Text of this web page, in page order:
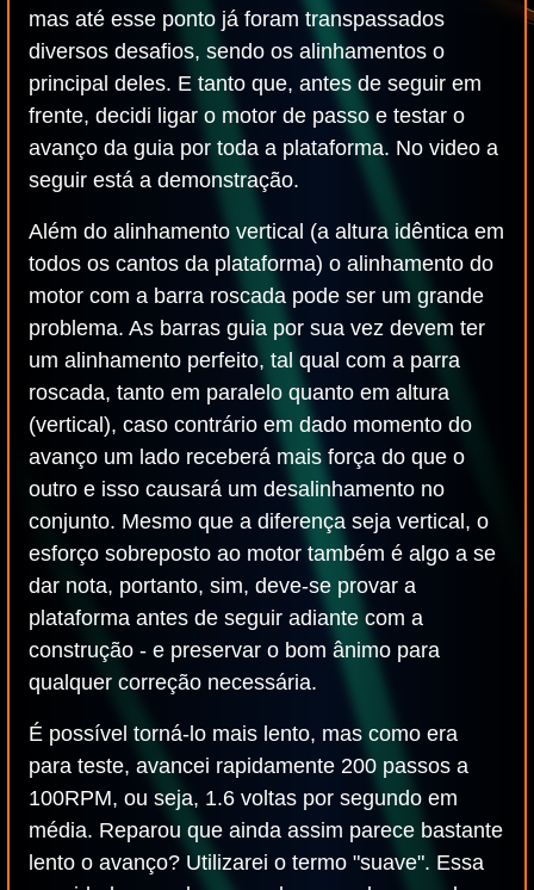
mas até esse ponto já foram transpassados
diversos desafios, sendo os alinhamentos o
principal deles. E tanto que, antes de seguir em
frente, decidi ligar o motor de passo e testar o
avanço da guia por toda a plataforma. No video a
seguir está a demonstração.
Além do alinhamento vertical (a altura idêntica em
todos os cantos da plataforma) o alinhamento do
motor com a barra roscada pode ser um grande
problema. As barras guia por sua vez devem ter
um alinhamento perfeito, tal qual com a parra
roscada, tanto em paralelo quanto em altura
(vertical), caso contrário em dado momento do
avanço um lado receberá mais força do que o
outro e isso causará um desalinhamento no
conjunto. Mesmo que a diferença seja vertical, o
esforço sobreposto ao motor também é algo a se
dar nota, portanto, sim, deve-se provar a
plataforma antes de seguir adiante com a
construção - e preservar o bom ânimo para
qualquer correção necessária.
É possível torná-lo mais lento, mas como era
para teste, avancei rapidamente 200 passos a
100RPM, ou seja, 1.6 voltas por segundo em
média. Reparou que ainda assim parece bastante
lento o avanço? Utilizarei o termo "suave". Essa